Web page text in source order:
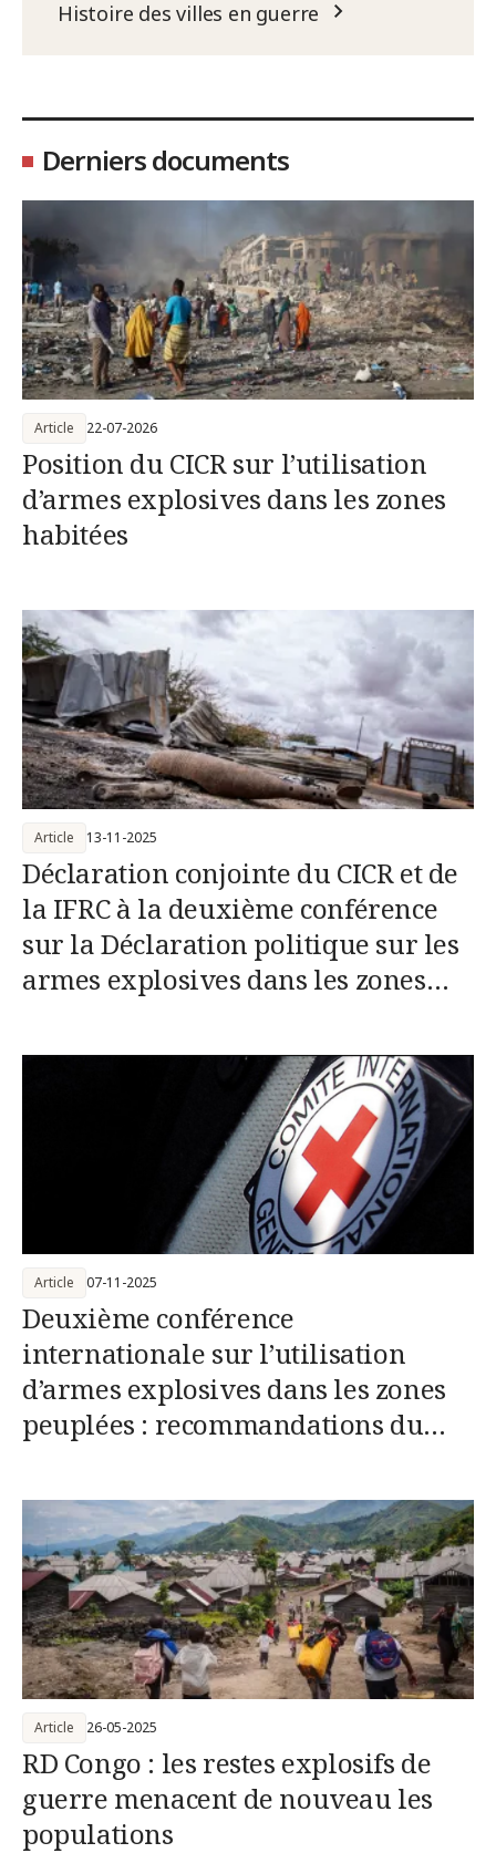
Histoire des villes en guerre
Derniers documents
Position du CICR sur l’utilisation
d’armes explosives dans les zones
habitées
Article 22-07-2026
Déclaration conjointe du CICR et de
la IFRC à la deuxième conférence
sur la Déclaration politique sur les
armes explosives dans les zones
Article 13-11-2025
Deuxième conférence
internationale sur l’utilisation
d’armes explosives dans les zones
peuplées : recommandations du
Article 07-11-2025
RD Congo : les restes explosifs de
guerre menacent de nouveau les
populations
Article 26-05-2025